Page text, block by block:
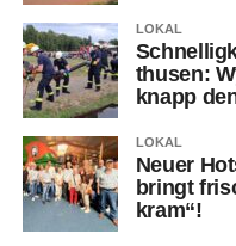
LOKAL
thusen:
knapp
LOKAL
Neu­er
bringt
kram“!